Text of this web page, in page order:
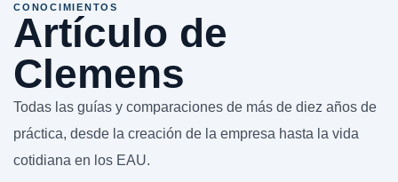
CONOCIMIENTOS
Artículo de
Clemens
Todas las guías y comparaciones de más de diez años de
práctica, desde la creación de la empresa hasta la vida
cotidiana en los EAU.